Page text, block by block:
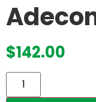
$142.00